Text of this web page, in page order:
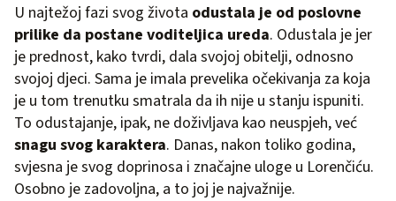
U najtežoj fazi svog života odustala je od poslovne
prilike da postane voditeljica ureda. Odustala je jer
je prednost, kako tvrdi, dala svojoj obitelji, odnosno
svojoj djeci. Sama je imala prevelika očekivanja za koja
je u tom trenutku smatrala da ih nije u stanju ispuniti.
To odustajanje, ipak, ne doživljava kao neuspjeh, već
snagu svog karaktera. Danas, nakon toliko godina,
svjesna je svog doprinosa i značajne uloge u Lorenčiću.
Osobno je zadovoljna, a to joj je najvažnije.